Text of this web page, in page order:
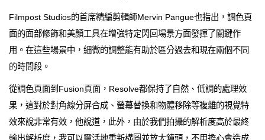
Filmpost Studios的首席精編剪輯師Mervin Pangue也指出，調色頁
面的面部修飾和美顏工具在增強特定閃回場景方面發揮了關鍵作
用。在這些場景中，細微的調整能有助於區分過去和現在兩個不同
的時間段。
從調色頁面到Fusion頁面，Resolve都保持了自然、低調的處理效
果，這對於對角線分屏合成、螢幕替換和物體移除等複雜的視覺特
效來說非常有效，他說道，此外，由於我們拍攝的解析度高於最終
輸出解析度，我可以靈活地重新構圖並放大鏡頭，不用擔心會造成